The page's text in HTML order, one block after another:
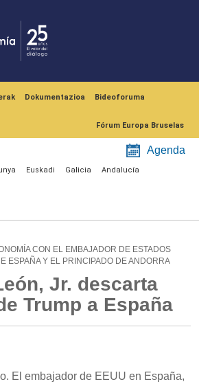
Dokumentazioa Bideoforuma
Fórum Europa Bruselas
Agenda
Euskadi Galicia Andalucía
CON EL EMBAJADOR DE ESTADOS
ESPAÑA Y EL PRINCIPADO DE ANDORRA
Jr. descarta
Trump a España
El embajador de EEUU en España,